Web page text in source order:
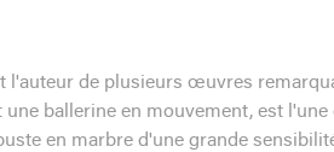
l'auteur de plusieurs œuvres
ballerine en mouvement, est
en marbre d'une grande